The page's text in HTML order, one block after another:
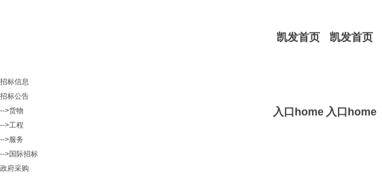
凯发首页
入口home
凯发首页
入口home
招标信息
招标公告
-->货物
-->工程
-->服务
-->国际招标
政府采购